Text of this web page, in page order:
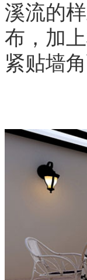
溪流的
布，加
紧贴墙